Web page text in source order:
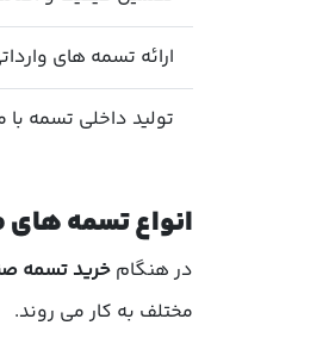
ارائه تسمه های
تولید داخلی تسمه با
انواع تسمه های
در هنگامخرید تسمه
مختلف به کار می روند.